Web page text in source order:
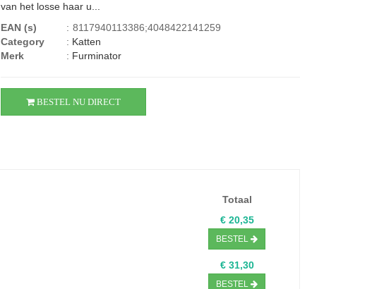
van het losse haar u...
EAN (s)
: 8117940113386;4048422141259
Category
: Katten
Merk
: Furminator
BESTEL NU DIRECT
Totaal
€ 20,35
BESTEL
€ 31,30
BESTEL